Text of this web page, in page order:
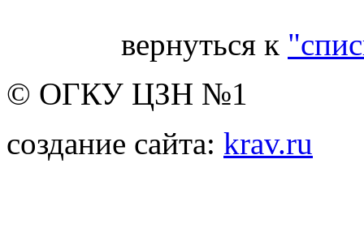
вернуться к
© ОГКУ ЦЗН №1
создание сайта: krav.ru